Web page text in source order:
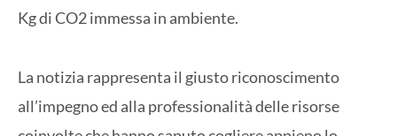
Kg di CO2 immessa in ambiente.
La notizia rappresenta il giusto riconoscimento
all’impegno ed alla professionalità delle risorse